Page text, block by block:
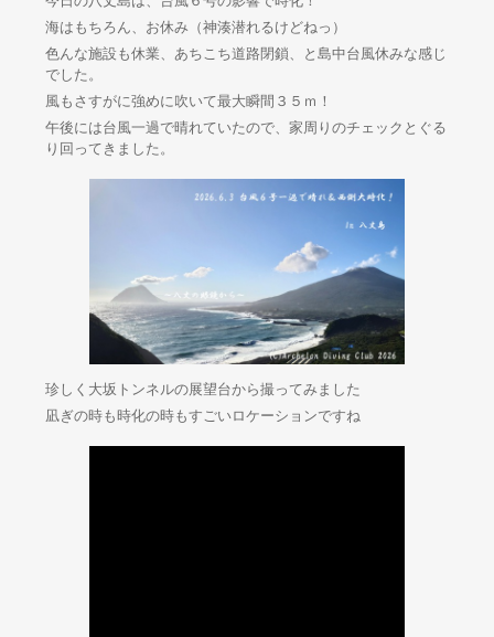
海はもちろん、お休み（神湊潜れるけどねっ）
色んな施設も休業、あちこち道路閉鎖、と島中台風休みな感じ
でした。
風もさすがに強めに吹いて最大瞬間３５ｍ！
午後には台風一過で晴れていたので、家周りのチェックとぐる
り回ってきました。
珍しく大坂トンネルの展望台から撮ってみました
凪ぎの時も時化の時もすごいロケーションですね